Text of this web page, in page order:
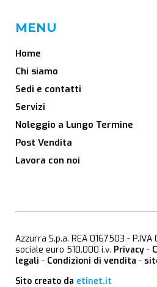
MENU
Home
Chi siamo
Sedi e contatti
Servizi
Noleggio a Lungo Termine
Post Vendita
Lavora con noi
Azzurra S.p.a. REA 0167503 -
sociale euro 510.000 i.v. Privacy -
legali - Condizioni di vendita -
Sito creato da etinet.it